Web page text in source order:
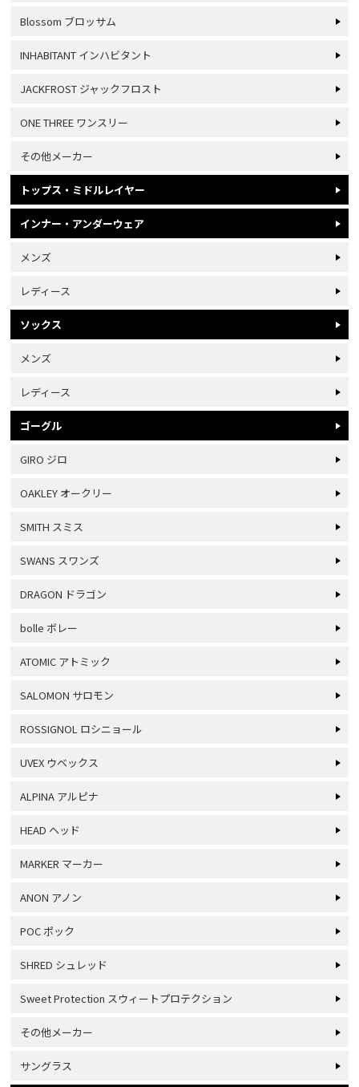
Blossom ブロッサム
INHABITANT インハビタント
JACKFROST ジャックフロスト
ONE THREE ワンスリー
その他メーカー
トップス・ミドルレイヤー
インナー・アンダーウェア
メンズ
レディース
ソックス
メンズ
レディース
ゴーグル
GIRO ジロ
OAKLEY オークリー
SMITH スミス
SWANS スワンズ
DRAGON ドラゴン
bolle ボレー
ATOMIC アトミック
SALOMON サロモン
ROSSIGNOL ロシニョール
UVEX ウベックス
ALPINA アルピナ
HEAD ヘッド
MARKER マーカー
ANON アノン
POC ポック
SHRED シュレッド
Sweet Protection スウィートプロテクション
その他メーカー
サングラス